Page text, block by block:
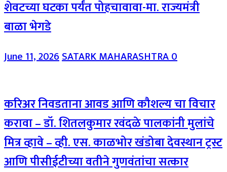
शेवटच्या घटका पर्यंत पोहचावावा-मा. राज्यमंत्री
बाळा भेगडे
June 11, 2026SATARK MAHARASHTRA0
करिअर निवडताना आवड आणि कौशल्य चा विचार
करावा – डॉ. शितलकुमार रवंदळे पालकांनी मुलांचे
मित्र व्हावे – व्ही. एस. काळभोर खंडोबा देवस्थान ट्रस्ट
आणि पीसीईटीच्या वतीने गुणवंतांचा सत्कार